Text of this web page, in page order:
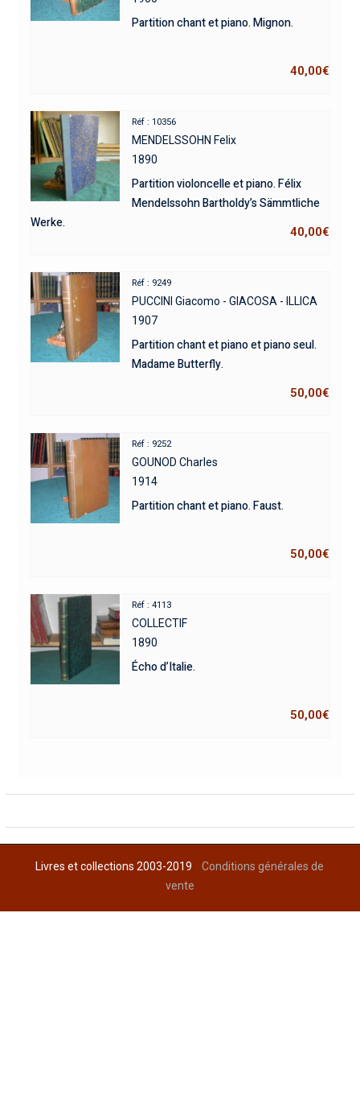
Partition chant et piano. Mignon.
40,00€
Réf : 10356
MENDELSSOHN Felix
1890
Partition violoncelle et piano. Félix
Mendelssohn Bartholdy’s Sämmtliche
Werke.
40,00€
Réf : 9249
PUCCINI Giacomo - GIACOSA - ILLICA
1907
Partition chant et piano et piano seul.
Madame Butterfly.
50,00€
Réf : 9252
GOUNOD Charles
1914
Partition chant et piano. Faust.
50,00€
Réf : 4113
COLLECTIF
1890
Écho d’Italie.
50,00€
Livres et collections 2003-2019Conditions générales de
vente